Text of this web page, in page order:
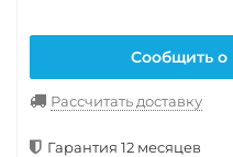
Сообщить о
Рассчитать доставку
Гарантия 12 месяцев